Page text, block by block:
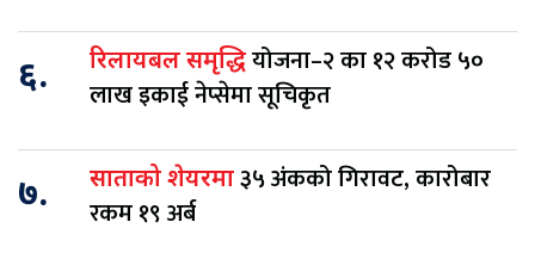
६. रिलायबल समृद्धियोजना–२ का १२ करोड ५०
लाख इकाई नेप्सेमा सूचिकृत
७. साताको शेयरमा३५ अंकको गिरावट, कारोबार
रकम १९ अर्ब